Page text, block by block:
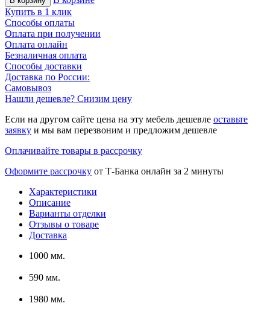
Купить в 1 клик
Способы оплаты
Оплата при получении
Оплата онлайн
Безналичная оплата
Способы доставки
Доставка по России:
Самовывоз
Нашли дешевле? Снизим цену
Если на другом сайте цена на эту мебель дешевле оставьте
заявку и мы вам перезвоним и предложим дешевле
Оплачивайте товары в рассрочку
Оформите рассрочку от Т-Банка онлайн за 2 минуты
Характеристики
Описание
Варианты отделки
Отзывы о товаре
Доставка
1000 мм.
590 мм.
1980 мм.